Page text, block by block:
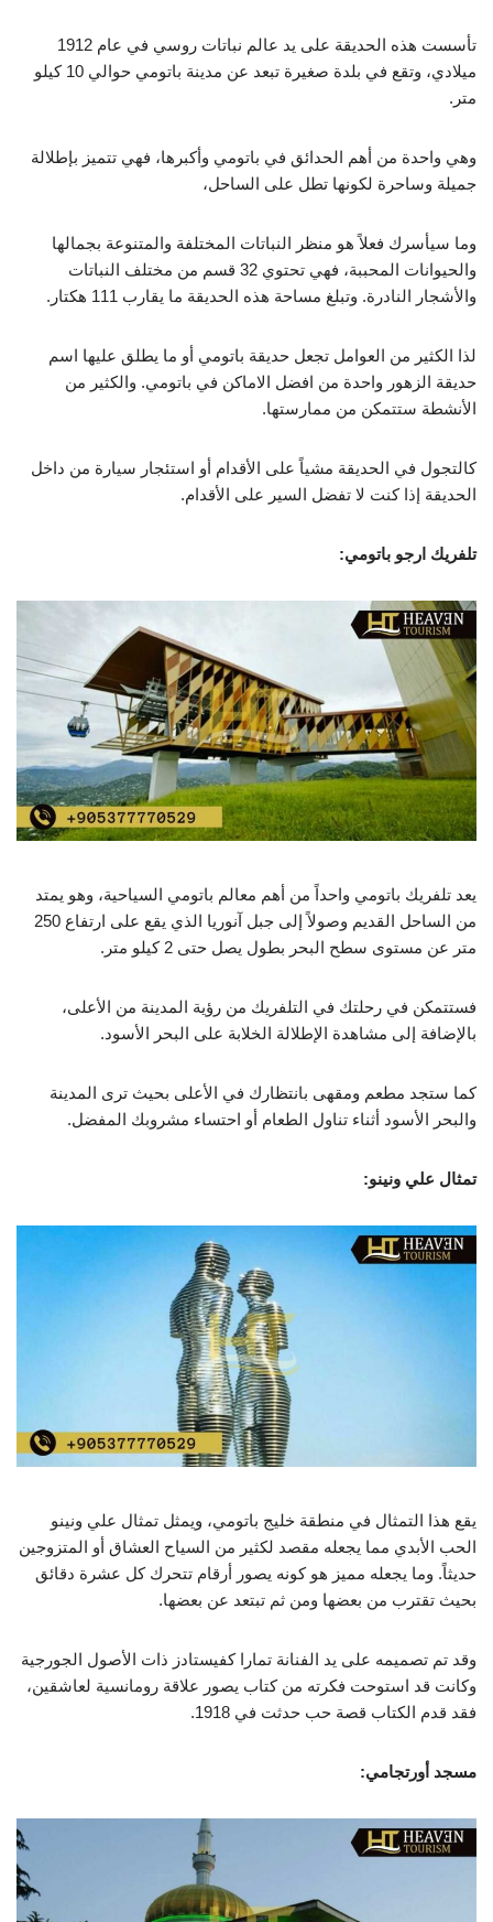
تأسست هذه الحديقة على يد عالم نباتات روسي في عام 1912
ميلادي، وتقع في بلدة صغيرة تبعد عن مدينة باتومي حوالي 10 كيلو
متر.
وهي واحدة من أهم الحدائق في باتومي وأكبرها، فهي تتميز بإطلالة
جميلة وساحرة لكونها تطل على الساحل،
وما سيأسرك فعلاً هو منظر النباتات المختلفة والمتنوعة بجمالها
والحيوانات المحببة، فهي تحتوي 32 قسم من مختلف النباتات
والأشجار النادرة. وتبلغ مساحة هذه الحديقة ما يقارب 111 هكتار.
لذا الكثير من العوامل تجعل حديقة باتومي أو ما يطلق عليها اسم
حديقة الزهور واحدة من افضل الاماكن في باتومي. والكثير من
الأنشطة ستتمكن من ممارستها.
كالتجول في الحديقة مشياً على الأقدام أو استئجار سيارة من داخل
الحديقة إذا كنت لا تفضل السير على الأقدام.
تلفريك ارجو باتومي:
يعد تلفريك باتومي واحداً من أهم معالم باتومي السياحية، وهو يمتد
من الساحل القديم وصولاً إلى جبل آنوريا الذي يقع على ارتفاع 250
متر عن مستوى سطح البحر بطول يصل حتى 2 كيلو متر.
فستتمكن في رحلتك في التلفريك من رؤية المدينة من الأعلى،
بالإضافة إلى مشاهدة الإطلالة الخلابة على البحر الأسود.
كما ستجد مطعم ومقهى بانتظارك في الأعلى بحيث ترى المدينة
والبحر الأسود أثناء تناول الطعام أو احتساء مشروبك المفضل.
تمثال علي ونينو:
يقع هذا التمثال في منطقة خليج باتومي، ويمثل تمثال علي ونينو
الحب الأبدي مما يجعله مقصد لكثير من السياح العشاق أو المتزوجين
حديثاً. وما يجعله مميز هو كونه يصور أرقام تتحرك كل عشرة دقائق
بحيث تقترب من بعضها ومن ثم تبتعد عن بعضها.
وقد تم تصميمه على يد الفنانة تمارا كفيستادز ذات الأصول الجورجية
وكانت قد استوحت فكرته من كتاب يصور علاقة رومانسية لعاشقين،
فقد قدم الكتاب قصة حب حدثت في 1918.
مسجد أورتجامي: